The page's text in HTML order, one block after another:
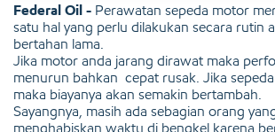
Federal Oil - Perawatan sepeda motor
satu hal yang perlu dilakukan secara rutin
bertahan lama.
Jika motor anda jarang dirawat maka
menurun bahkan cepat rusak. Jika
maka biayanya akan semakin bertambah.
Sayangnya, masih ada sebagian orang
menghabiskan waktu di bengkel karena